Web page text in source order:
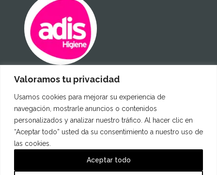
Valoramos tu privacidad
Usamos cookies para mejorar su experiencia de
navegación, mostrarle anuncios o contenidos
personalizados y analizar nuestro tráfico. Al hacer clic en
“Aceptar todo” usted da su consentimiento a nuestro uso de
las cookies.
Aceptar todo
Certificados